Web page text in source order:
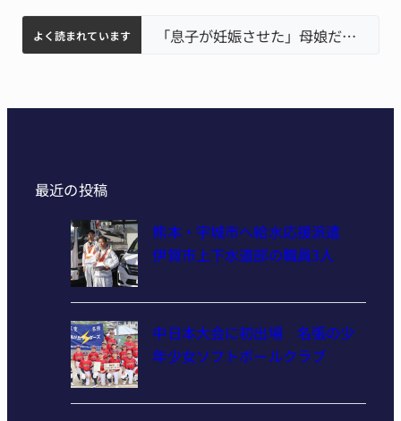
よく読まれています
名張市水道料金47％値上げへ 答申案、審議会で大筋まとまる
器物損壊容疑で83歳女逮捕 伊賀署
中学校の陶壁モニュメント 地元建設会社がボランティアで清掃 伊賀
名張市立病院のDMAT、熊本地震の被災地へ 能登以来3回目の派遣 「息子が妊娠させた」母娘だまされ400万円詐欺被害 名張
最近の投稿
熊本・宇城市へ給水応援派遣
伊賀市上下水道部の職員3人
中日本大会に初出場 名張の少
年少女ソフトボールクラブ